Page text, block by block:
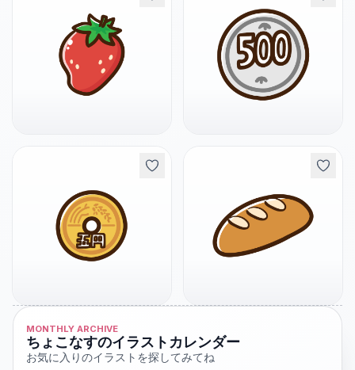
MONTHLY ARCHIVE
ちょこなすのイラストカレンダー
お気に入りのイラストを探してみてね